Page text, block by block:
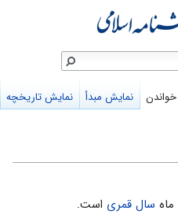
سال قمری است.
خواندن نمایش مبدأ نمایش تاریخچه